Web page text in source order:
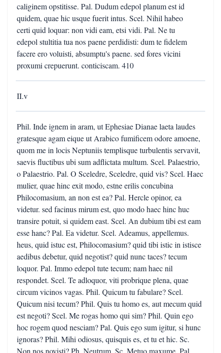
caliginem opstitisse. Pal. Dudum edepol planum est id
quidem, quae hic usque fuerit intus. Scel. Nihil habeo
certi quid loquar: non vidi eam, etsi vidi. Pal. Ne tu
edepol stultitia tua nos paene perdidisti: dum te fidelem
facere ero voluisti, absumptu's paene. sed fores vicini
proxumi crepuerunt. conticiscam. 410
II.v
Phil. Inde ignem in aram, ut Ephesiae Dianae laeta laudes
gratesque agam eique ut Arabico fumificem odore amoene,
quom me in locis Neptuniis templisque turbulentis servavit,
saevis fluctibus ubi sum adflictata multum. Scel. Palaestrio,
o Palaestrio. Pal. O Sceledre, Sceledre, quid vis? Scel. Haec
mulier, quae hinc exit modo, estne erilis concubina
Philocomasium, an non est ea? Pal. Hercle opinor, ea
videtur. sed facinus mirum est, quo modo haec hinc huc
transire potuit, si quidem east. Scel. An dubium tibi est eam
esse hanc? Pal. Ea videtur. Scel. Adeamus, appellemus.
heus, quid istuc est, Philocomasium? quid tibi istic in istisce
aedibus debetur, quid negotist? quid nunc taces? tecum
loquor. Pal. Immo edepol tute tecum; nam haec nil
respondet. Scel. Te adloquor, viti probrique plena, quae
circum vicinos vagas. Phil. Quicum tu fabulare? Scel.
Quicum nisi tecum? Phil. Quis tu homo es, aut mecum quid
est negoti? Scel. Me rogas homo qui sim? Phil. Quin ego
hoc rogem quod nesciam? Pal. Quis ego sum igitur, si hunc
ignoras? Phil. Mihi odiosus, quisquis es, et tu et hic. Sc.
Non nos novisti? Ph. Neutrum. Sc. Metuo maxume, Pal.